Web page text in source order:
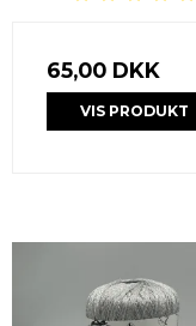
65,00 DKK
VIS PRODUKT